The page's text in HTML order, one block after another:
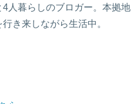
人暮らしのブロガー。本拠地
き来しながら生活中。